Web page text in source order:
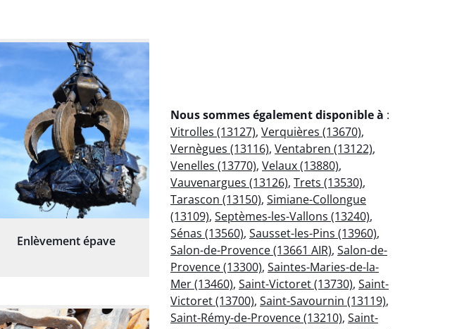
Enlèvement épave
Nous sommes également disponible à :
Vitrolles (13127), Verquières (13670),
Vernègues (13116), Ventabren (13122),
Venelles (13770), Velaux (13880),
Vauvenargues (13126), Trets (13530),
Tarascon (13150), Simiane-Collongue
(13109), Septèmes-les-Vallons (13240),
Sénas (13560), Sausset-les-Pins (13960),
Salon-de-Provence (13661 AIR), Salon-de-
Provence (13300), Saintes-Maries-de-la-
Mer (13460), Saint-Victoret (13730), Saint-
Victoret (13700), Saint-Savournin (13119),
Saint-Rémy-de-Provence (13210), Saint-